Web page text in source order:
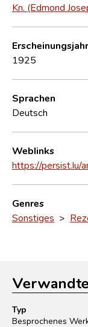
Kn. (Edmond
Erscheinungsjahr
1925
Sprachen
Deutsch
Weblinks
https://persist.lu/
Genres
Sonstiges >
Typ
Besprochenes